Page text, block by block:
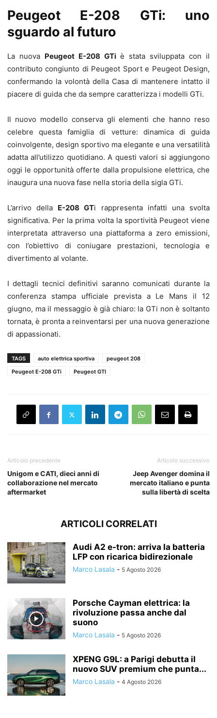
Peugeot E-208 GTi: uno
sguardo al futuro
La nuova Peugeot E-208 GTiè stata sviluppata con il
contributo congiunto di Peugeot Sport e Peugeot Design,
confermando la volontà della Casa di mantenere intatto il
piacere di guida che da sempre caratterizza i modelli GTi.
Il nuovo modello conserva gli elementi che hanno reso
celebre questa famiglia di vetture: dinamica di guida
coinvolgente, design sportivo ma elegante e una versatilità
adatta all’utilizzo quotidiano. A questi valori si aggiungono
oggi le opportunità offerte dalla propulsione elettrica, che
inaugura una nuova fase nella storia della sigla GTi.
L’arrivo della E-208 GTi rappresenta infatti una svolta
significativa. Per la prima volta la sportività Peugeot viene
interpretata attraverso una piattaforma a zero emissioni,
con l’obiettivo di coniugare prestazioni, tecnologia e
divertimento al volante.
I dettagli tecnici definitivi saranno comunicati durante la
conferenza stampa ufficiale prevista a Le Mans il 12
giugno, ma il messaggio è già chiaro: la GTi non è soltanto
tornata, è pronta a reinventarsi per una nuova generazione
di appassionati.
TAGS auto elettrica sportiva
peugeot 208
Peugeot E-208 GTi
Peugeot GTI
Articolo precedente
Unigom e CATI, dieci anni di
collaborazione nel mercato
aftermarket
Articolo successivo
Jeep Avenger domina il
mercato italiano e punta
sulla libertà di scelta
ARTICOLI CORRELATI
Audi A2 e-tron: arriva la batteria
LFP con ricarica bidirezionale
Marco Lasala - 5 Agosto 2026
Porsche Cayman elettrica: la
rivoluzione passa anche dal
suono
Marco Lasala - 5 Agosto 2026
XPENG G9L: a Parigi debutta il
nuovo SUV premium che punta...
Marco Lasala - 4 Agosto 2026